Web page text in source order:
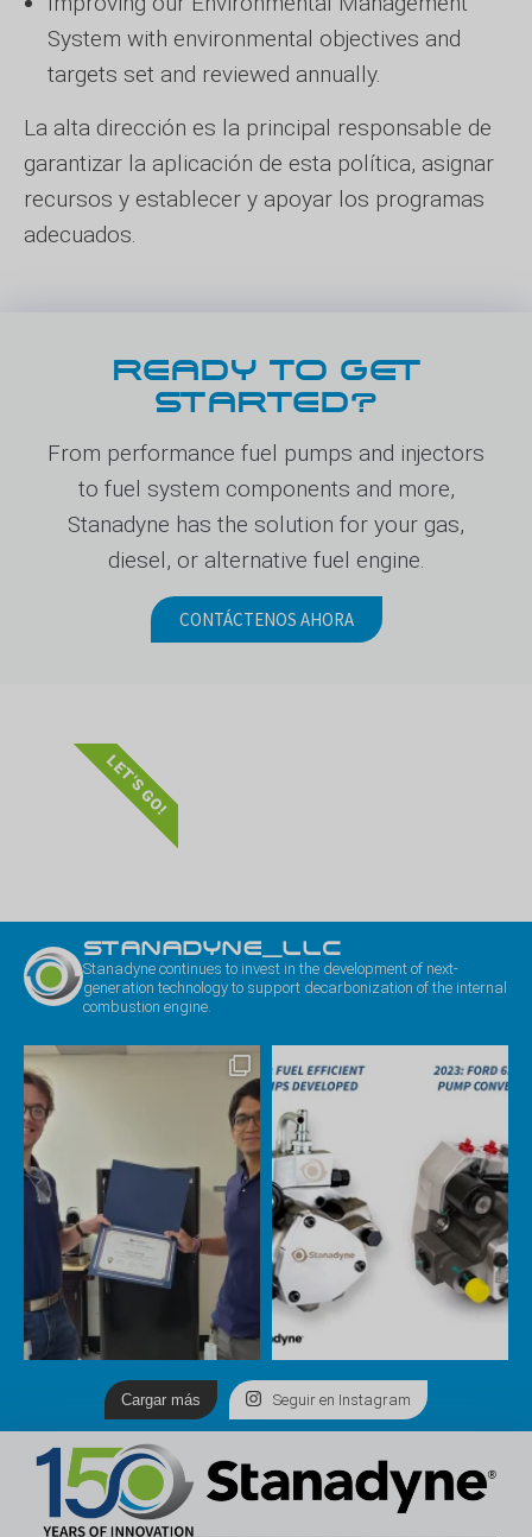
System with environmental objectives and
targets set and reviewed annually.
La alta dirección es la principal responsable de
garantizar la aplicación de esta política, asignar
recursos y establecer y apoyar los programas
adecuados.
READY TO GET
STARTED?
From performance fuel pumps and injectors
to fuel system components and more,
Stanadyne has the solution for your gas,
diesel, or alternative fuel engine.
CONTÁCTENOS AHORA
LET'S GO!
STANADYNE_LLC
Stanadyne continues to invest in the development of next-
generation technology to support decarbonization of the internal
combustion engine.
Cargar más Seguir en Instagram